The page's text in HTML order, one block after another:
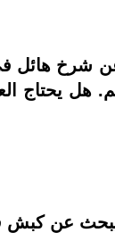
هائل في
يحتاج
بعد 37 يوماً، لم